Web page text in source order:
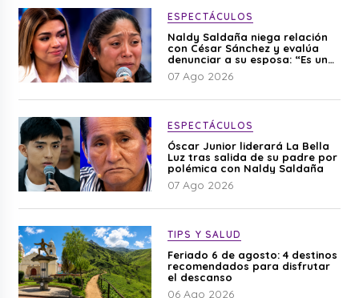
ESPECTÁCULOS
Naldy Saldaña niega relación
con César Sánchez y evalúa
denunciar a su esposa: “Es una
difamación”
07 Ago 2026
ESPECTÁCULOS
Óscar Junior liderará La Bella
Luz tras salida de su padre por
polémica con Naldy Saldaña
07 Ago 2026
TIPS Y SALUD
Feriado 6 de agosto: 4 destinos
recomendados para disfrutar
el descanso
06 Ago 2026